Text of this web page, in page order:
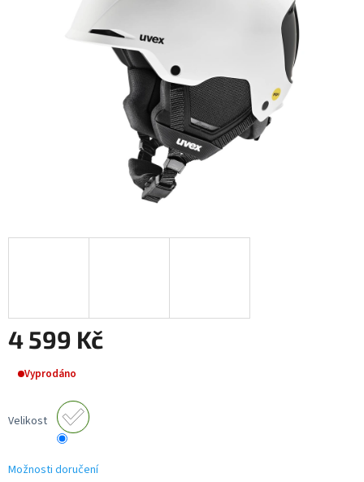
4 599 Kč
cena:
Vyprodáno
Velikost
Možnosti doručení